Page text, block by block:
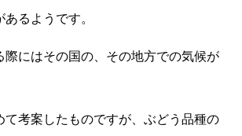
るようです。
際にはその国の、その地方での気候が
て考案したものですが、ぶどう品種の